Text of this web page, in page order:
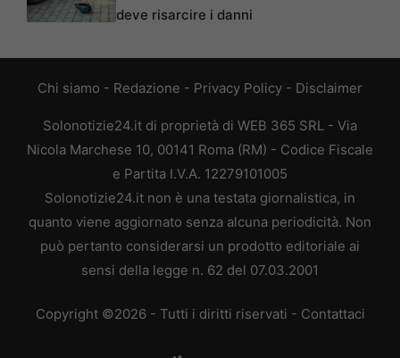
deve risarcire i danni
Chi siamo - Redazione - Privacy Policy - Disclaimer
Solonotizie24.it di proprietà di WEB 365 SRL - Via
Nicola Marchese 10, 00141 Roma (RM) - Codice Fiscale
e Partita I.V.A. 12279101005
Solonotizie24.it non è una testata giornalistica, in
quanto viene aggiornato senza alcuna periodicità. Non
può pertanto considerarsi un prodotto editoriale ai
sensi della legge n. 62 del 07.03.2001
Copyright ©2026 - Tutti i diritti riservati - Contattaci